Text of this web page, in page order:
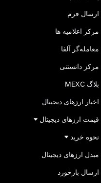
ارسال فرم
مرکز اعلامیه‌ ها
معامله‌گر آلفا
مرکز دانستنی
بلاگ MEXC
اخبار ارزهای دیجیتال
قیمت ارزهای دیجیتال
نحوه خرید
مبدل ارزهای دیجیتال
ارسال بازخورد